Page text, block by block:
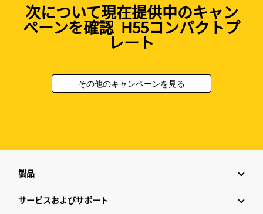
次について現在提供中のキャン
ペーンを確認 H55コンパクトプ
レート
その他のキャンペーンを見る
製品
サービスおよびサポート